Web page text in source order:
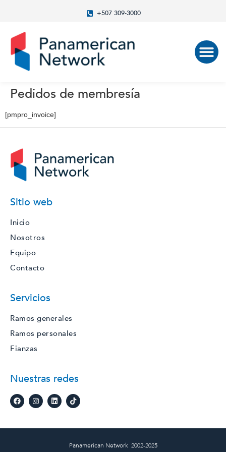
+507 309-3000
Pedidos de membresía
[pmpro_invoice]
Sitio web
Inicio
Nosotros
Equipo
Contacto
Servicios
Ramos generales
Ramos personales
Fianzas
Nuestras redes
Panamerican Network 2002-2025